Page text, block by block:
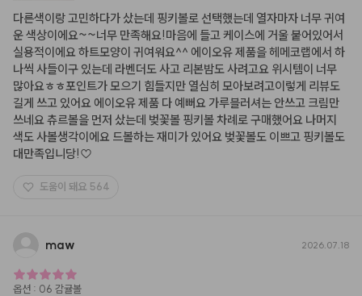
다른색이랑 고민하다가 샀는데 핑키볼로 선택했는데 열자마자 너무 귀여
운 색상이에요~~너무 만족해요!마음에 들고 케이스에 거울 붙어있어서
실용적이에요 하트모양이 귀여워요^^ 에이오유 제품을 헤메코랩에서 하
나씩 사들이구 있는데 라벤더도 사고 리본밤도 사려고요 위시템이 너무
많아요ㅎㅎ포인트가 모으기 힘들지만 열심히 모아보려고이렇게 리뷰도
길게 쓰고 있어요 에이오유 제품 다 예뻐요 가루블러셔는 안쓰고 크림만
쓰네요 츄르볼을 먼저 샀는데 벚꽃볼 핑키볼 차례로 구매했어요 나머지
색도 사볼생각이에요 드볼하는 재미가 있어요 벚꽃볼도 이쁘고 핑키볼도
대만족입니당!♡
도움이 돼요 564
maw 2026.07.18
옵션 : 06 감귤볼